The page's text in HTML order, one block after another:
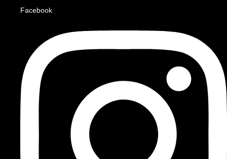
Facebook